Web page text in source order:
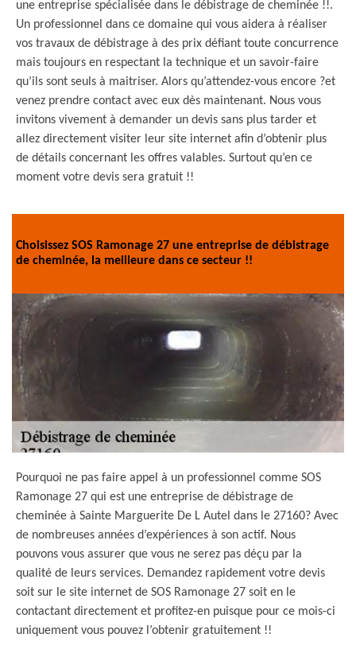
une entreprise spécialisée dans le débistrage de cheminée !!.
Un professionnel dans ce domaine qui vous aidera à réaliser
vos travaux de débistrage à des prix défiant toute concurrence
mais toujours en respectant la technique et un savoir-faire
qu’ils sont seuls à maitriser. Alors qu’attendez-vous encore ?et
venez prendre contact avec eux dès maintenant. Nous vous
invitons vivement à demander un devis sans plus tarder et
allez directement visiter leur site internet afin d’obtenir plus
de détails concernant les offres valables. Surtout qu’en ce
moment votre devis sera gratuit !!
Choisissez SOS Ramonage 27 une entreprise de débistrage
de cheminée, la meilleure dans ce secteur !!
Pourquoi ne pas faire appel à un professionnel comme SOS
Ramonage 27 qui est une entreprise de débistrage de
cheminée à Sainte Marguerite De L Autel dans le 27160? Avec
de nombreuses années d’expériences à son actif. Nous
pouvons vous assurer que vous ne serez pas déçu par la
qualité de leurs services. Demandez rapidement votre devis
soit sur le site internet de SOS Ramonage 27 soit en le
contactant directement et profitez-en puisque pour ce mois-ci
uniquement vous pouvez l’obtenir gratuitement !!